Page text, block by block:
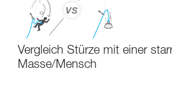
Vergleich Stürze mit einer
Masse/Mensch